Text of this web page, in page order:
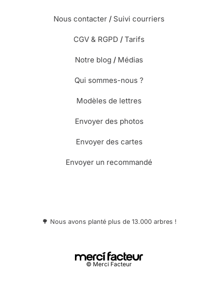
Nous contacter / Suivi courriers
CGV & RGPD / Tarifs
Notre blog / Médias
Qui sommes-nous ?
Modèles de lettres
Envoyer des photos
Envoyer des cartes
Envoyer un recommandé
🌳 Nous avons planté plus de 13.000 arbres !
© Merci Facteur